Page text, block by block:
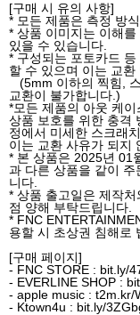
[구매 시 유의 사항]
* 모든 제품은 측정 방
* 상품 이미지는 이해를
있을 수 있습니다
* 구성되는 포토카드
할 수 있으며 이는 교
(5mm 이하의 찍힘
교환이 불가합니다 .)
*모든 제품의 아웃 케이
상품 보호를 위한 충격
정에서 미세한 스크래
이는 교환 사유가 되지
* 본 상품은 2025년 01
과 다른 상품을 같이
니다
* 상품 출고일은 제작
점 양해 부탁드립니다
* FNC
용할 시 초상권 침해로
[구매 페이지]
- FNC STORE : bit.ly/
- EVERLINE SHOP :
- apple music : t2m.kr/
- Ktown4u : bit.ly/